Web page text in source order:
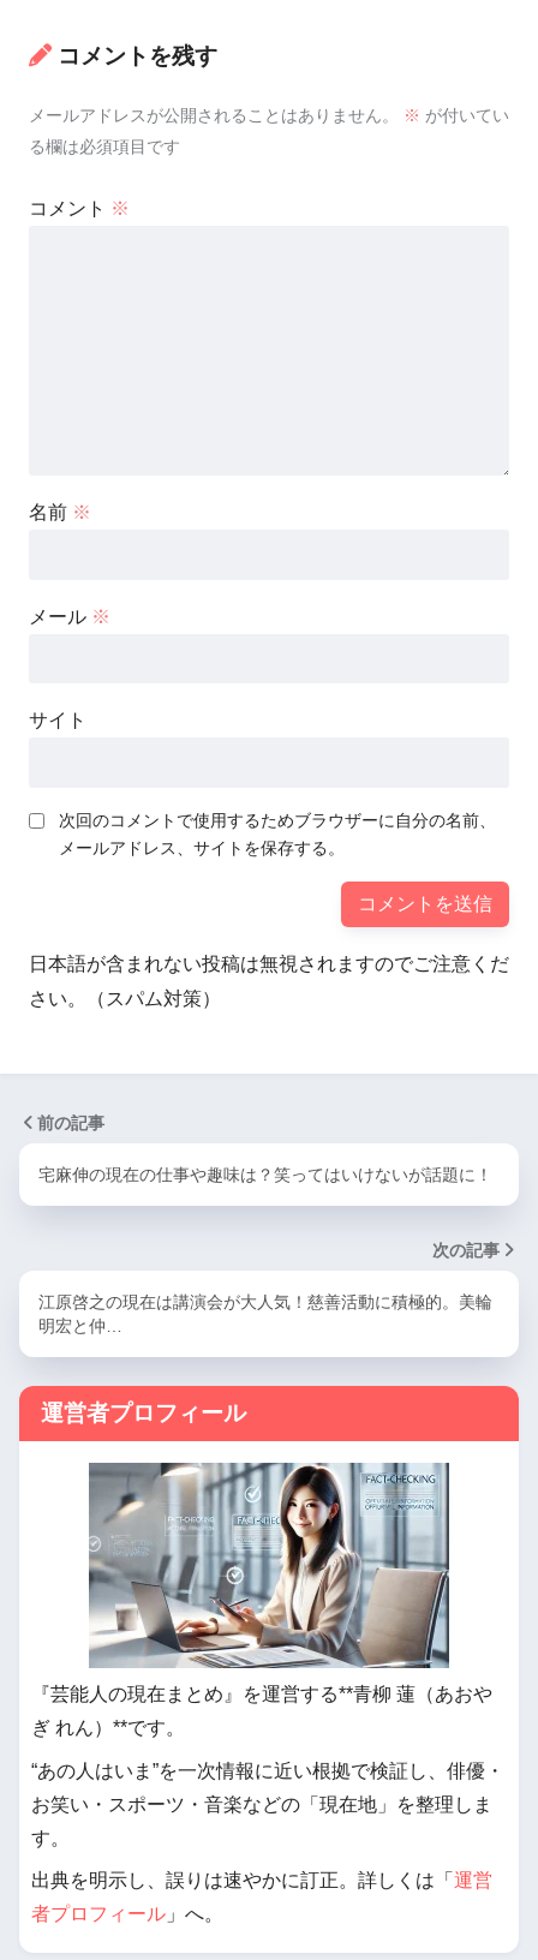
コメントを残す
メールアドレスが公開されることはありません。 ※ が付いてい
る欄は必須項目です
コメント ※
名前 ※
メール ※
サイト
次回のコメントで使用するためブラウザーに自分の名前、
メールアドレス、サイトを保存する。
日本語が含まれない投稿は無視されますのでご注意くだ
さい。（スパム対策）
前の記事
宅麻伸の現在の仕事や趣味は？笑ってはいけないが話題に！
次の記事
江原啓之の現在は講演会が大人気！慈善活動に積極的。美輪
明宏と仲…
運営者プロフィール
『芸能人の現在まとめ』を運営する**青柳 蓮（あおや
ぎ れん）**です。
“あの人はいま”を一次情報に近い根拠で検証し、俳優・
お笑い・スポーツ・音楽などの「現在地」を整理しま
す。
出典を明示し、誤りは速やかに訂正。詳しくは「 運営
者プロフィール 」へ。